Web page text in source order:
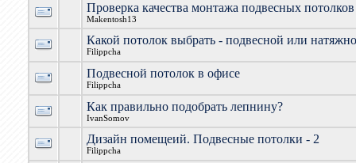
Проверка качества монтажа подвесных потолков
Makentosh13
Какой потолок выбрать - подвесной или
Filippcha
Подвесной потолок в офисе
Filippcha
Как правильно подобрать лепнину?
IvanSomov
Дизайн помещеий. Подвесные потолки - 2
Filippcha